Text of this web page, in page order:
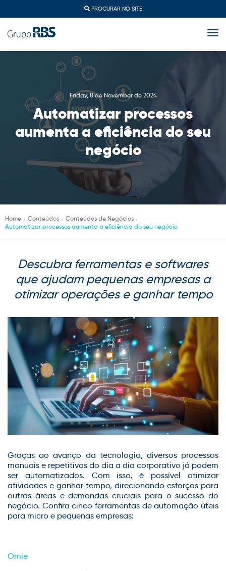
PROCURAR NO SITE
Friday, 8 de November de 2024
Automatizar processos
aumenta a eficiência do seu
negócio
Home Conteúdos
Conteúdos de Negócios
Automatizar processos aumenta a eficiência do seu negócio
Descubra ferramentas e softwares
que ajudam pequenas empresas a
otimizar operações e ganhar tempo
Graças ao avanço da tecnologia, diversos processos
manuais e repetitivos do dia a dia corporativo já podem
ser automatizados. Com isso, é possível otimizar
atividades e ganhar tempo, direcionando esforços para
outras áreas e demandas cruciais para o sucesso do
negócio. Confira cinco ferramentas de automação úteis
para micro e pequenas empresas:
Omie